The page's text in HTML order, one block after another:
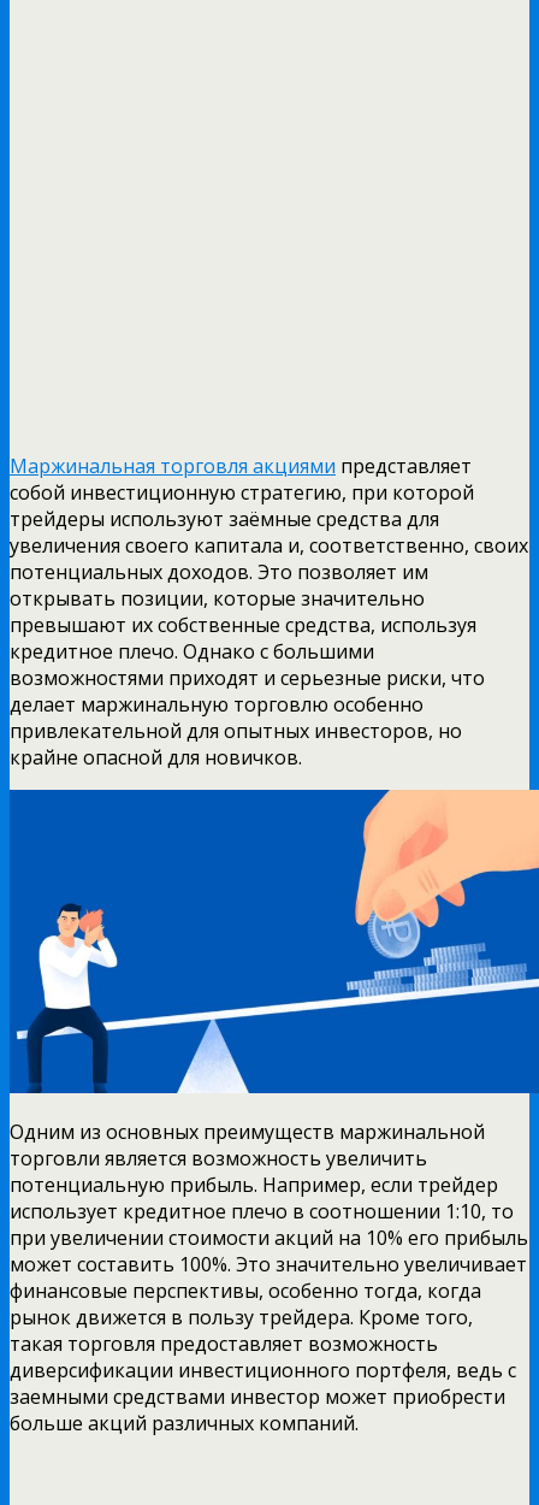
Маржинальная торговля акциями представляет
собой инвестиционную стратегию, при которой
трейдеры используют заёмные средства для
увеличения своего капитала и, соответственно, своих
потенциальных доходов. Это позволяет им
открывать позиции, которые значительно
превышают их собственные средства, используя
кредитное плечо. Однако с большими
возможностями приходят и серьезные риски, что
делает маржинальную торговлю особенно
привлекательной для опытных инвесторов, но
крайне опасной для новичков.
Одним из основных преимуществ маржинальной
торговли является возможность увеличить
потенциальную прибыль. Например, если трейдер
использует кредитное плечо в соотношении 1:10, то
при увеличении стоимости акций на 10% его прибыль
может составить 100%. Это значительно увеличивает
финансовые перспективы, особенно тогда, когда
рынок движется в пользу трейдера. Кроме того,
такая торговля предоставляет возможность
диверсификации инвестиционного портфеля, ведь с
заемными средствами инвестор может приобрести
больше акций различных компаний.